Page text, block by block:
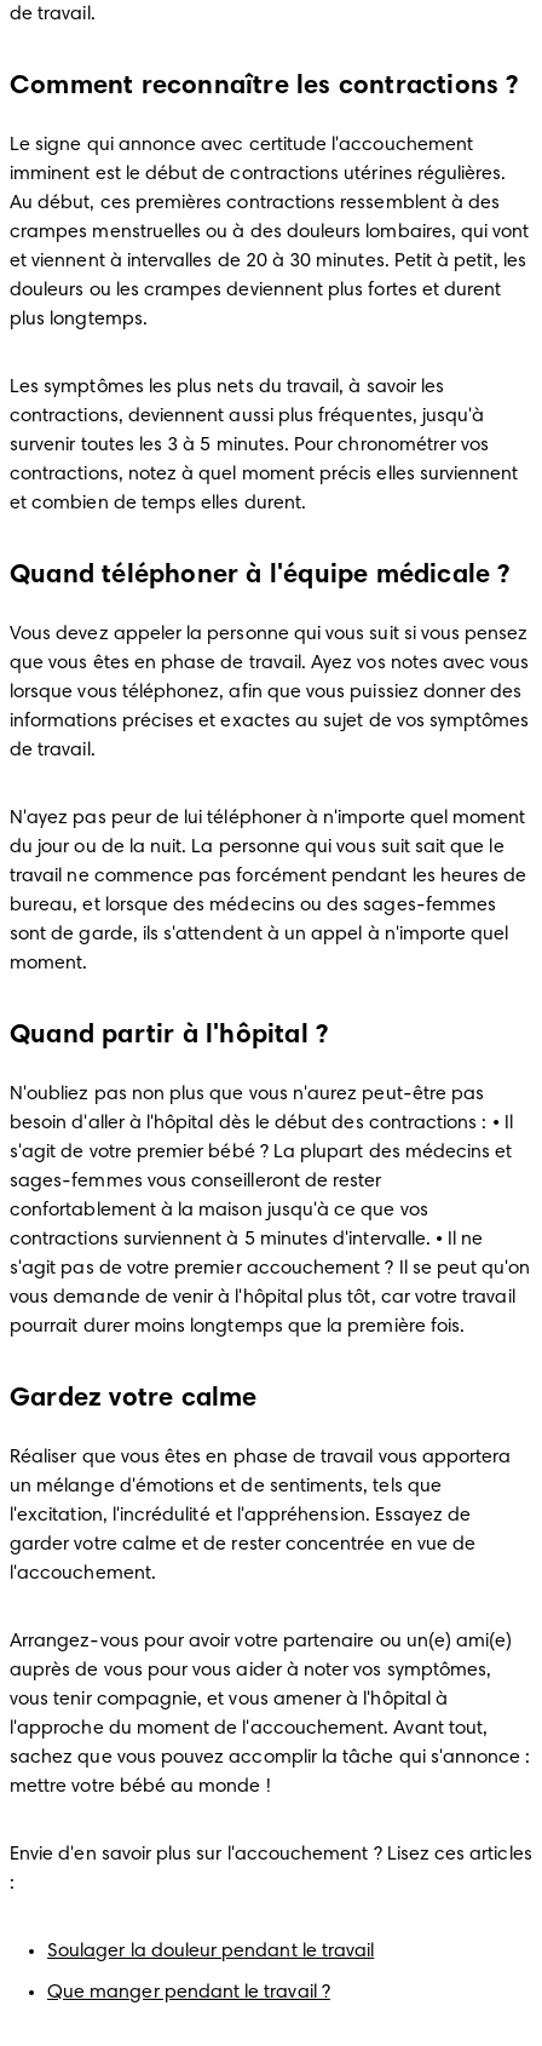
de travail.
Comment reconnaître les contractions ?
Le signe qui annonce avec certitude l'accouchement
imminent est le début de contractions utérines régulières.
Au début, ces premières contractions ressemblent à des
crampes menstruelles ou à des douleurs lombaires, qui vont
et viennent à intervalles de 20 à 30 minutes. Petit à petit, les
douleurs ou les crampes deviennent plus fortes et durent
plus longtemps.
Les symptômes les plus nets du travail, à savoir les
contractions, deviennent aussi plus fréquentes, jusqu'à
survenir toutes les 3 à 5 minutes. Pour chronométrer vos
contractions, notez à quel moment précis elles surviennent
et combien de temps elles durent.
Quand téléphoner à l'équipe médicale ?
Vous devez appeler la personne qui vous suit si vous pensez
que vous êtes en phase de travail. Ayez vos notes avec vous
lorsque vous téléphonez, afin que vous puissiez donner des
informations précises et exactes au sujet de vos symptômes
de travail.
N'ayez pas peur de lui téléphoner à n'importe quel moment
du jour ou de la nuit. La personne qui vous suit sait que le
travail ne commence pas forcément pendant les heures de
bureau, et lorsque des médecins ou des sages-femmes
sont de garde, ils s'attendent à un appel à n'importe quel
moment.
Quand partir à l'hôpital ?
N'oubliez pas non plus que vous n'aurez peut-être pas
besoin d'aller à l'hôpital dès le début des contractions : • Il
s'agit de votre premier bébé ? La plupart des médecins et
sages-femmes vous conseilleront de rester
confortablement à la maison jusqu'à ce que vos
contractions surviennent à 5 minutes d'intervalle. • Il ne
s'agit pas de votre premier accouchement ? Il se peut qu'on
vous demande de venir à l'hôpital plus tôt, car votre travail
pourrait durer moins longtemps que la première fois.
Gardez votre calme
Réaliser que vous êtes en phase de travail vous apportera
un mélange d'émotions et de sentiments, tels que
l'excitation, l'incrédulité et l'appréhension. Essayez de
garder votre calme et de rester concentrée en vue de
l'accouchement.
Arrangez-vous pour avoir votre partenaire ou un(e) ami(e)
auprès de vous pour vous aider à noter vos symptômes,
vous tenir compagnie, et vous amener à l'hôpital à
l'approche du moment de l'accouchement. Avant tout,
sachez que vous pouvez accomplir la tâche qui s'annonce :
mettre votre bébé au monde !
Envie d'en savoir plus sur l'accouchement ? Lisez ces articles
:
Soulager la douleur pendant le travail
Que manger pendant le travail ?